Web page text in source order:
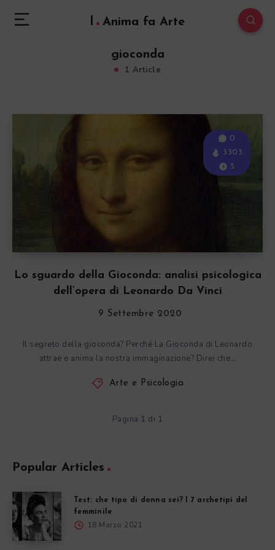
l Anima fa Arte
gioconda
1 Article
Lo sguardo della Gioconda: analisi psicologica
dell’opera di Leonardo Da Vinci
0
3303
5
9 Settembre 2020
Il segreto della gioconda? Perché La Gioconda di Leonardo
attrae e anima la nostra immaginazione? Direi che…
Arte e Psicologia
Pagina 1 di 1
Popular Articles
Test: che tipo di donna sei? I 7 archetipi del
femminile
18 Marzo 2021